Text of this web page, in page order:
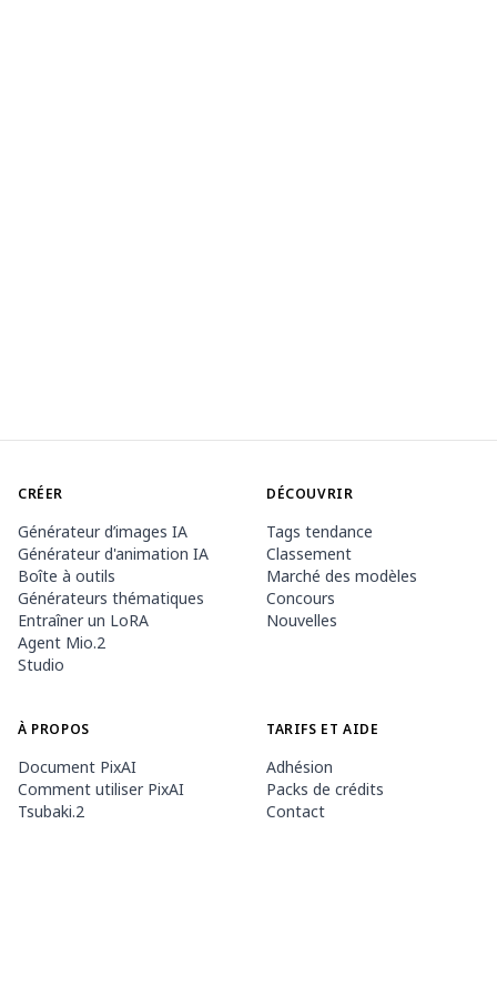
CRÉER
Générateur d’images IA
Générateur d'animation IA
Boîte à outils
Générateurs thématiques
Entraîner un LoRA
Agent Mio.2
Studio
DÉCOUVRIR
Tags tendance
Classement
Marché des modèles
Concours
Nouvelles
À PROPOS
Document PixAI
Comment utiliser PixAI
Tsubaki.2
TARIFS ET AIDE
Adhésion
Packs de crédits
Contact